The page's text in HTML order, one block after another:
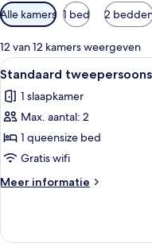
Beschikbare
filters
voor
kamers
Alle kamers 1 bed 2
12 van 12 kamers weergeven
Alle
foto's
voor
Standaard
tweepersoonskamer
laden
12
Standaard
1 slaapkamer
Max. aantal: 2
1 queensize bed
Gratis wifi
Meer informatie
Meer
tweepersoonskamer